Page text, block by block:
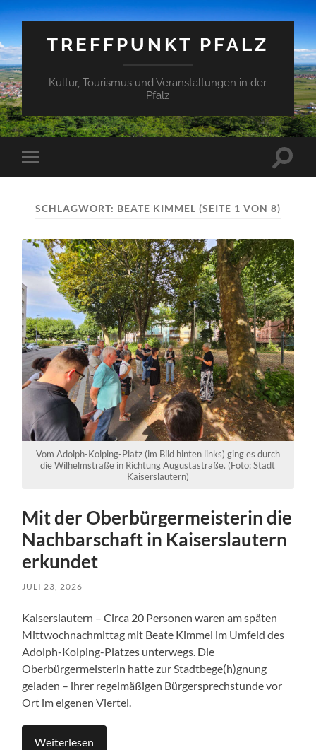
TREFFPUNKT PFALZ
Kultur, Tourismus und Veranstaltungen in der
Pfalz
Mobile-
Menü
SCHLAGWORT: BEATE KIMMEL (SEITE 1 VON 8)
Vom Adolph-Kolping-Platz (im Bild hinten links) ging es durch
die Wilhelmstraße in Richtung Augustastraße. (Foto: Stadt
Kaiserslautern)
Mit der Oberbürgermeisterin die
Nachbarschaft in Kaiserslautern
erkundet
JULI 23, 2026
Kaiserslautern – Circa 20 Personen waren am späten
Mittwochnachmittag mit Beate Kimmel im Umfeld des
Adolph-Kolping-Platzes unterwegs. Die
Oberbürgermeisterin hatte zur Stadtbege(h)gnung
geladen – ihrer regelmäßigen Bürgersprechstunde vor
Ort im eigenen Viertel.
Weiterlesen